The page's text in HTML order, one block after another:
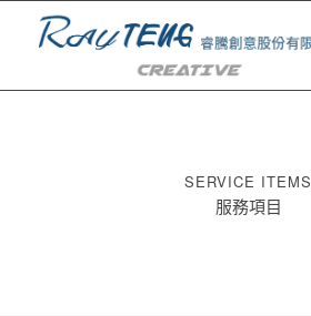
SERVICE ITEMS
服務項目